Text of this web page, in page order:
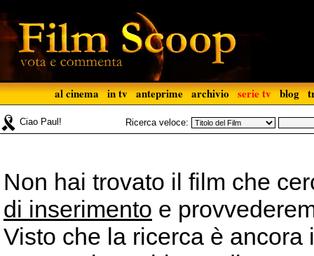
al cinema in tv anteprime archivio serie tv blog
Ciao Paul! Ricerca veloce:
Non hai trovato il film che
di inserimento e
Visto che la ricerca è